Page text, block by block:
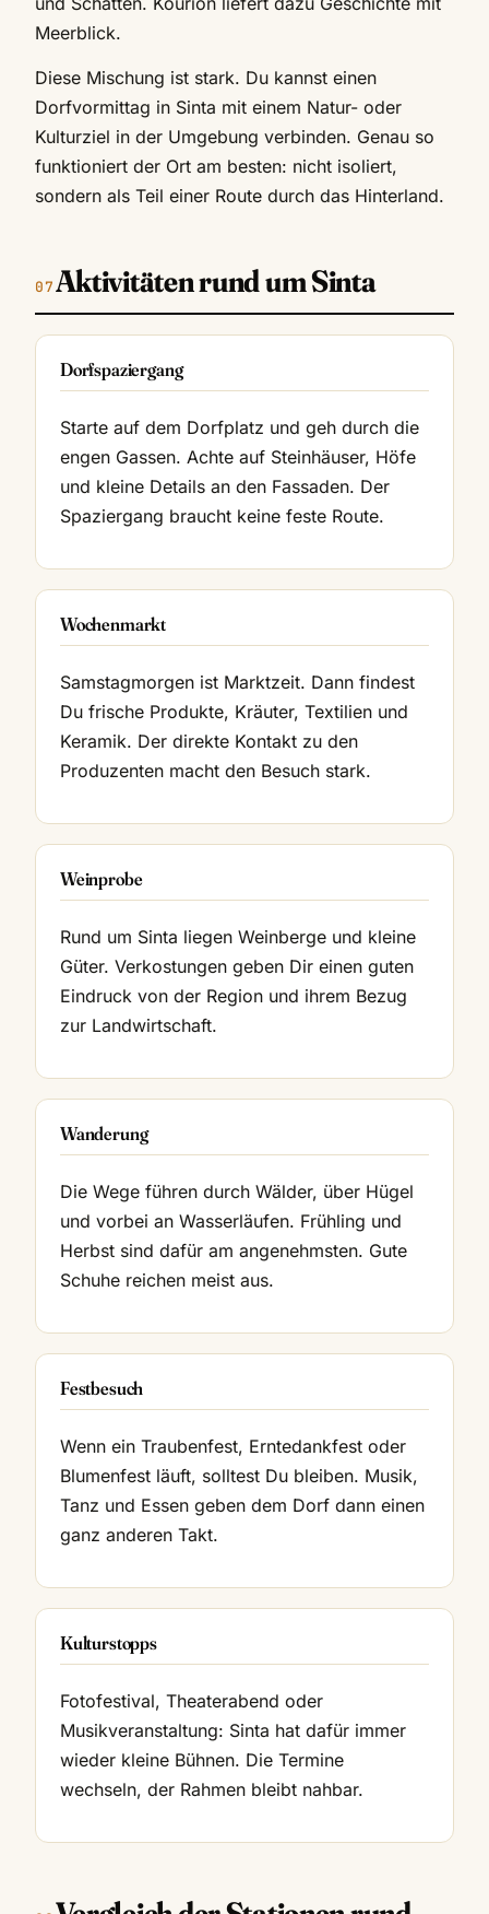
Meerblick.
Diese Mischung ist stark. Du kannst einen
Dorfvormittag in Sinta mit einem Natur- oder
Kulturziel in der Umgebung verbinden. Genau so
funktioniert der Ort am besten: nicht isoliert,
sondern als Teil einer Route durch das Hinterland.
Aktivitäten rund um Sinta
Dorfspaziergang
Starte auf dem Dorfplatz und geh durch die
engen Gassen. Achte auf Steinhäuser, Höfe
und kleine Details an den Fassaden. Der
Spaziergang braucht keine feste Route.
Wochenmarkt
Samstagmorgen ist Marktzeit. Dann findest
Du frische Produkte, Kräuter, Textilien und
Keramik. Der direkte Kontakt zu den
Produzenten macht den Besuch stark.
Weinprobe
Rund um Sinta liegen Weinberge und kleine
Güter. Verkostungen geben Dir einen guten
Eindruck von der Region und ihrem Bezug
zur Landwirtschaft.
Wanderung
Die Wege führen durch Wälder, über Hügel
und vorbei an Wasserläufen. Frühling und
Herbst sind dafür am angenehmsten. Gute
Schuhe reichen meist aus.
Festbesuch
Wenn ein Traubenfest, Erntedankfest oder
Blumenfest läuft, solltest Du bleiben. Musik,
Tanz und Essen geben dem Dorf dann einen
ganz anderen Takt.
Kulturstopps
Fotofestival, Theaterabend oder
Musikveranstaltung: Sinta hat dafür immer
wieder kleine Bühnen. Die Termine
wechseln, der Rahmen bleibt nahbar.